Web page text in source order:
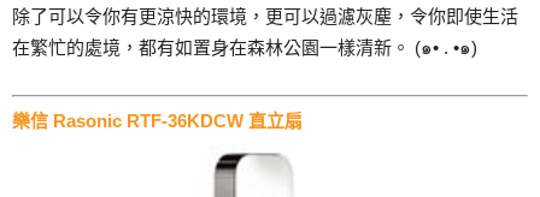
除了可以令你有更涼快的環境，更可以過濾灰塵，令你即使生活
在繁忙的處境，都有如置身在森林公園一樣清新。 (๑• . •๑)
樂信 Rasonic RTF-36KDCW 直立扇